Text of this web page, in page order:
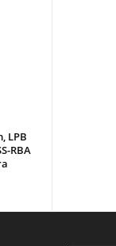
LPB
RBA